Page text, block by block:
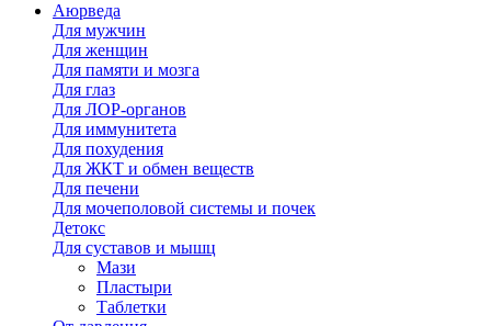
Аюрведа
Для мужчин
Для женщин
Для памяти и мозга
Для глаз
Для ЛОР-органов
Для иммунитета
Для похудения
Для ЖКТ и обмен веществ
Для печени
Для мочеполовой системы и почек
Детокс
Для суставов и мышц
Мази
Пластыри
Таблетки